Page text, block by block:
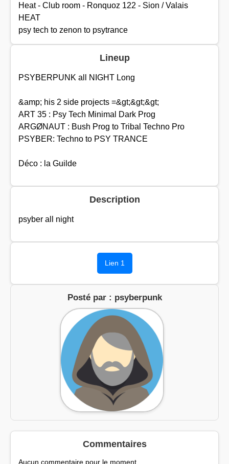
Heat - Club room - Ronquoz 122 - Sion / Valais
HEAT
psy tech to zenon to psytrance
Lineup
PSYBERPUNK all NIGHT Long
&amp; his 2 side projects =&gt;&gt;&gt;
ART 35 : Psy Tech Minimal Dark Prog
ARGØNAUT : Bush Prog to Tribal Techno Pro
PSYBER: Techno to PSY TRANCE
Déco : la Guilde
Description
psyber all night
Lien 1
Posté par : psyberpunk
Commentaires
Aucun commentaire pour le moment.